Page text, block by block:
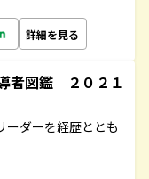
詳細を見る
者図鑑 ２０２１
ーダーを経歴ととも